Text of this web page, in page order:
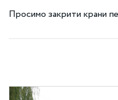
Просимо закрити крани